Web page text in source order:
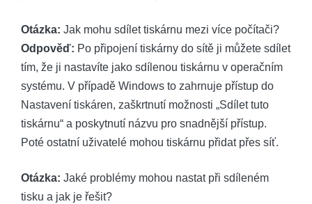
Otázka: Jak mohu sdílet tiskárnu mezi více počítači?
Odpověď: Po připojení tiskárny do sítě ji můžete sdílet
tím, že ji nastavíte jako sdílenou tiskárnu v operačním
systému. V případě Windows to zahrnuje přístup do
Nastavení tiskáren, zaškrtnutí možnosti „Sdílet tuto
tiskárnu“ a poskytnutí názvu pro snadnější přístup.
Poté ostatní uživatelé mohou tiskárnu přidat přes síť.
Otázka: Jaké problémy mohou nastat při sdíleném
tisku a jak je řešit?